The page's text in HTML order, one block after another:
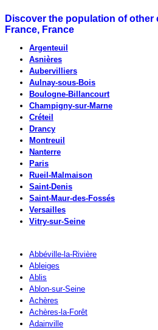
Discover the population of other
France, France
Argenteuil
Asnières
Aubervilliers
Aulnay-sous-Bois
Boulogne-Billancourt
Champigny-sur-Marne
Créteil
Drancy
Montreuil
Nanterre
Paris
Rueil-Malmaison
Saint-Denis
Saint-Maur-des-Fossés
Versailles
Vitry-sur-Seine
Abbéville-la-Rivière
Ableiges
Ablis
Ablon-sur-Seine
Achères
Achères-la-Forêt
Adainville